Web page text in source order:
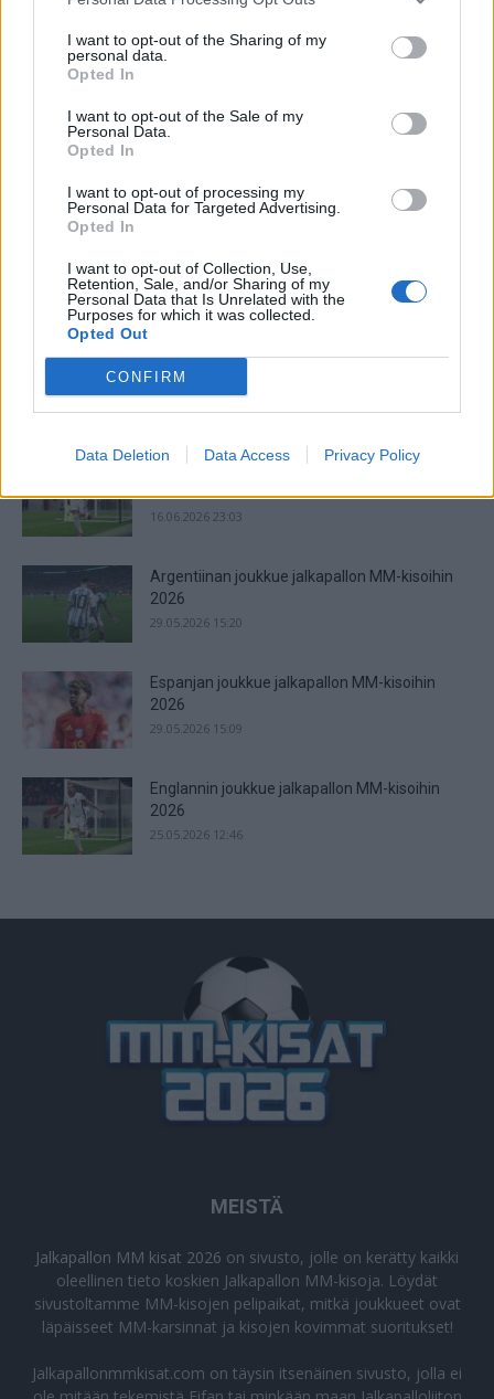
I want to opt-out of the Sharing of my
personal data.
Opted In
I want to opt-out of the Sale of my
Personal Data.
Opted In
I want to opt-out of processing my
Personal Data for Targeted Advertising.
Opted In
I want to opt-out of Collection, Use,
Retention, Sale, and/or Sharing of my
Personal Data that Is Unrelated with the
Purposes for which it was collected.
Opted Out
CONFIRM
Data Deletion Data Access Privacy Policy
Jalkapallon MM-kisat 2026 Pudotuspelit –
tässä kaavio
28.06.2026 13:37
Jalkapallon MM-kisat 2026 huipentuvat seuraavaksi, kun
ohjelmassa on pudotuspelit. Tässä kaavio turnaukseen!
Jalkapallon MM-turnauksen lohkovaihe on saatu nyt taputeltua,
Televisiointi
16.06.2026 23:03
Argentiinan joukkue jalkapallon MM-kisoihin
2026
29.05.2026 15:20
Espanjan joukkue jalkapallon MM-kisoihin
2026
29.05.2026 15:09
Englannin joukkue jalkapallon MM-kisoihin
2026
25.05.2026 12:46
MEISTÄ
Jalkapallon MM kisat 2026 on sivusto, jolle on kerätty kaikki
oleellinen tieto koskien Jalkapallon MM-kisoja. Löydät
sivustoltamme MM-kisojen pelipaikat, mitkä joukkueet ovat
läpäisseet MM-karsinnat ja kisojen kovimmat suoritukset!
Jalkapallonmmkisat.com on täysin itsenäinen sivusto, jolla ei